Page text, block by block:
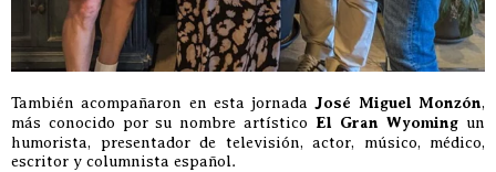
También acompañaron en esta jornada José Miguel Monzón,
más conocido por su nombre artístico El Gran Wyoming un
humorista, presentador de televisión, actor, músico, médico,
escritor y columnista español.